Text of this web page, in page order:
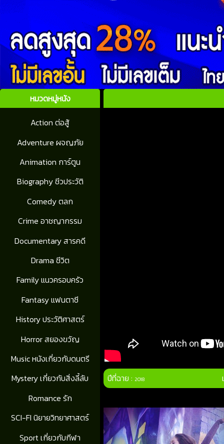
หมวดหมู่หนัง
Action ต่อสู้
Adventure ผจญภัย
Animation การ์ตูน
Biography ชีวประวัติ
Comedy ตลก
Crime อาชญากรรม
Documentary สารคดี
Drama ชีวิต
Family แนวครอบครัว
Fantasy แฟนตาซี
History ประวัติศาสตร์
Horror สยองขวัญ
Music หนังเกี่ยวกับดนตรี
Mystery เกี่ยวกับสิ่งลี้ลับ
Romance รัก
SCI-FI นิยายวิทยาศาสตร์
Sport เกี่ยวกับกีฬา
ปีที่ฉาย :2018